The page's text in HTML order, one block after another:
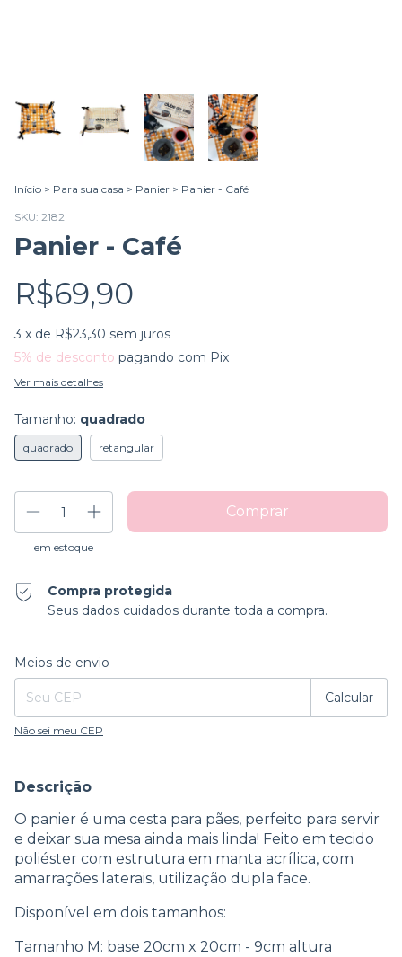
Início > Para sua casa > Panier > Panier - Café
SKU: 2182
Panier - Café
R$69,90
3 x de R$23,30 sem juros
5% de desconto pagando com Pix
Ver mais detalhes
Tamanho: quadrado
quadrado retangular
em estoque
Compra protegida
Seus dados cuidados durante toda a compra.
Entregas para o CEP:
Meios de envio
Calcular
Não sei meu CEP
Descrição
O panier é uma cesta para pães, perfeito para servir
e deixar sua mesa ainda mais linda! Feito em tecido
poliéster com estrutura em manta acrílica, com
amarrações laterais, utilização dupla face.
Disponível em dois tamanhos:
Tamanho M: base 20cm x 20cm - 9cm altura